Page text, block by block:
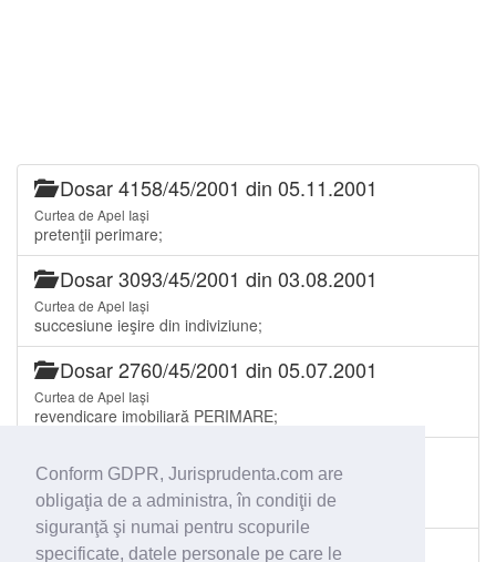
Conform GDPR, Jurisprudenta.com are
obligaţia de a administra, în condiţii de
siguranţă şi numai pentru scopurile
specificate, datele personale pe care le
Dosar 4158/45/2001 din 05.11.2001
Curtea de Apel Iași
pretenţii perimare;
Dosar 3093/45/2001 din 03.08.2001
Curtea de Apel Iași
succesiune ieşire din indiviziune;
Dosar 2760/45/2001 din 05.07.2001
Curtea de Apel Iași
revendicare imobiliară PERIMARE;
Dosar 2387/45/2011 din 11.06.2001
revendicare imobiliară completare dispozitiv;
Dosar 179/45/2001 din 15.01.2001